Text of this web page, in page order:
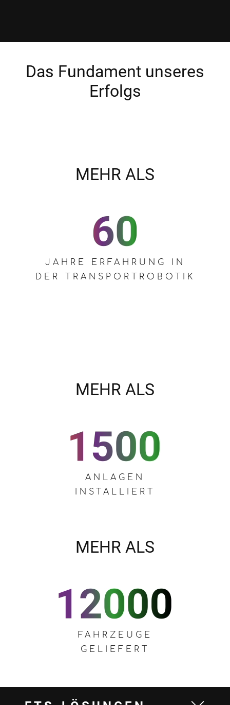
Das Fundament unseres
Erfolgs
MEHR ALS
JAHRE ERFAHRUNG IN
DER TRANSPORTROBOTIK
MEHR ALS
ANLAGEN
INSTALLIERT
MEHR ALS
FAHRZEUGE
GELIEFERT